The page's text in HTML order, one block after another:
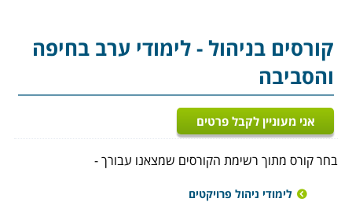
קורסים בניהול- לימודי ערב בחיפה
והסביבה
אני מעוניין לקבל פרטים
בחר קורס מתוך רשימת הקורסים שמצאנו עבורך -
לימודי ניהול פרויקטים